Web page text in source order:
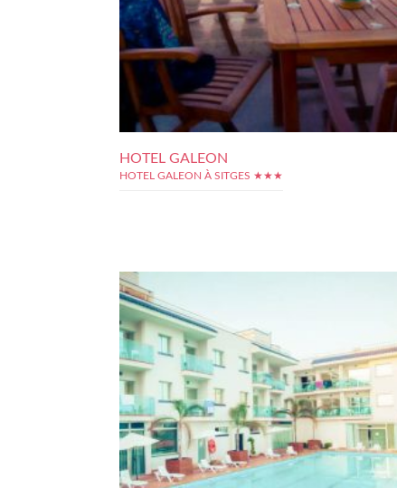
HOTEL GALEON
HOTEL GALEON À SITGES ★★★